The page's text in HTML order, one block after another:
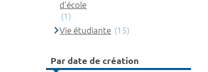
d'école
(1)
Vie étudiante (15)
Par date de création